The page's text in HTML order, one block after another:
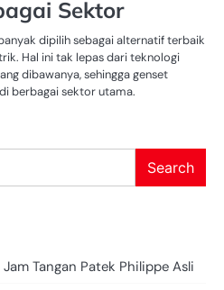
Sektor
dipilih sebagai alternatif terbaik
Hal ini tak lepas dari teknologi
dibawanya, sehingga genset
berbagai sektor utama.
Search
Tangan Patek Philippe Asli